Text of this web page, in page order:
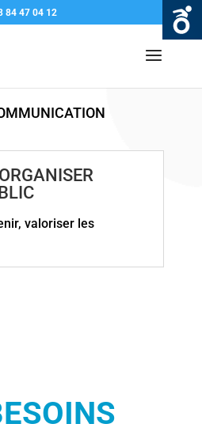
84 47 04 12
valoriser les